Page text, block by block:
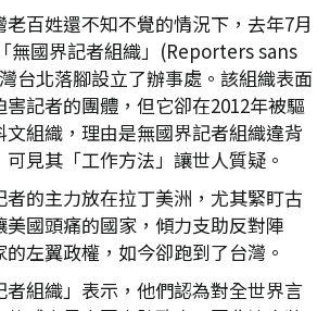
百姓還不知不覺的情況下，去年7月
無國界記者組織」(Reporters sans
台北落腳設立了辦事處。該組織表面
記者的團體，但它卻在2012年被驅
組織，理由是無國界記者組織違背
見其「工作方法」讓世人質疑。
者的主力放在拉丁美洲，尤其緊盯古
美國頭痛的國家，傾力支助反對陣
左翼政權，如今卻跑到了台灣。
者組織」表示，他們認為對全世界言